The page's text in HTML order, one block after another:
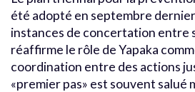
été adopté en septembre
instances de concertation entre
réaffirme le rôle de Yapaka
coordination entre des actions
«premier pas» est souvent salué